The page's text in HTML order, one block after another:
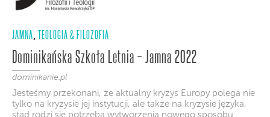
JAMNA, TEOLOGIA & FILOZOFIA
Dominikańska Szkoła Letnia – Jamna 2022
dominikanie.pl
Jesteśmy przekonani, że aktualny kryzys Europy polega nie
tylko na kryzysie jej instytucji, ale także na kryzysie języka,
stąd rodzi się potrzeba wytworzenia nowego sposobu